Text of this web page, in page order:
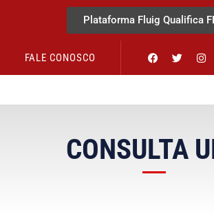
Plataforma Fluig Qualifica
FALE CONOSCO
CONSULTA